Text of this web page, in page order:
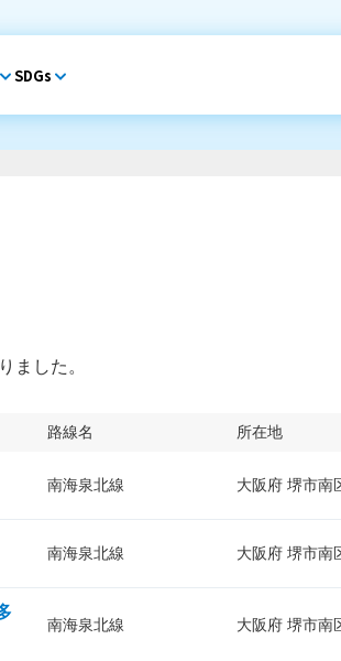
SDGs
ました。
路線名 所在地
南海泉北線 大阪府 堺市南
南海泉北線 大阪府 堺市南
南海泉北線 大阪府 堺市南